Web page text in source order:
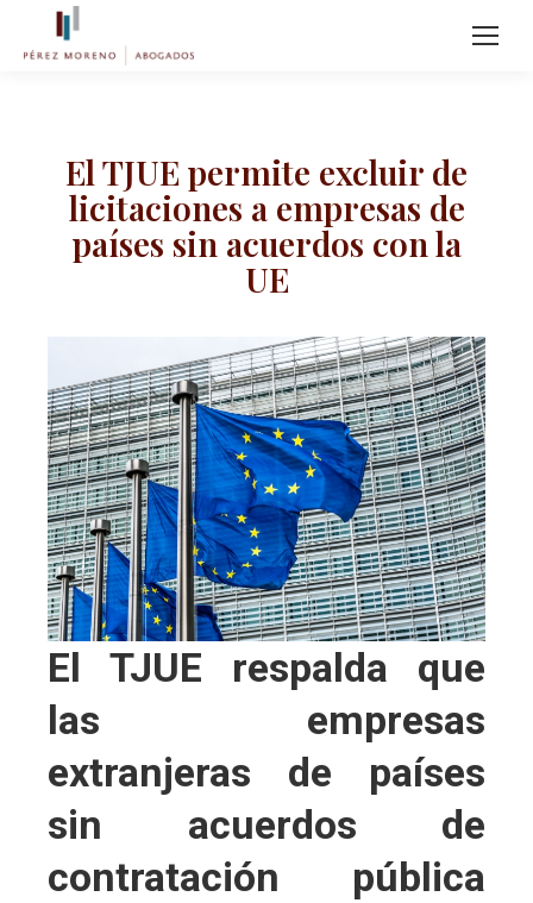
El TJUE permite excluir de
licitaciones a empresas de
países sin acuerdos con la
UE
El TJUE respalda que
las empresas
extranjeras de países
sin acuerdos de
contratación pública